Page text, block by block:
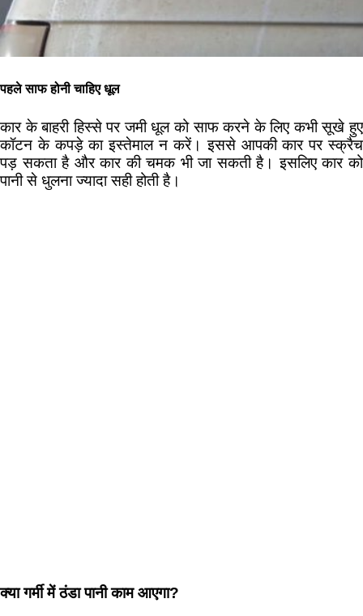
पहले साफ होनी चाहि‍ए धूल
कार के बाहरी हिस्से पर जमी धूल को साफ करने के लिए कभी सूखे हुए
कॉटन के कपड़े का इस्तेमाल न करें। इससे आपकी कार पर स्क्रैच
पड़ सकता है और कार की चमक भी जा सकती है। इसलिए कार को
पानी से धुलना ज्यादा सही होती है।
क्या गर्मी में ठंडा पानी काम आएगा?